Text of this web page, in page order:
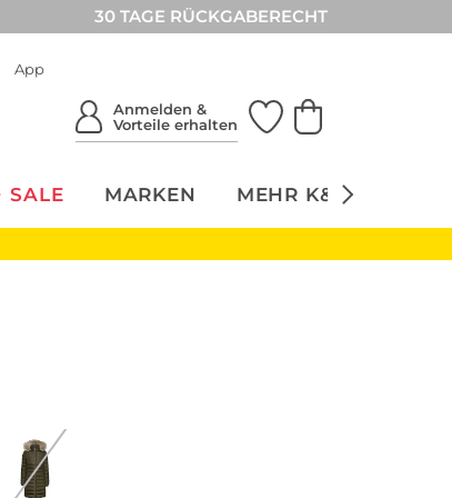
30 TAGE RÜCKGABERECHT
App
Anmelden &
Vorteile erhalten
SALE MARKEN MEHR K&Ö